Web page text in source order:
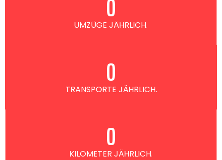
UMZÜGE JÄHRLICH.
TRANSPORTE JÄHRLICH.
0
KILOMETER JÄHRLICH.
0